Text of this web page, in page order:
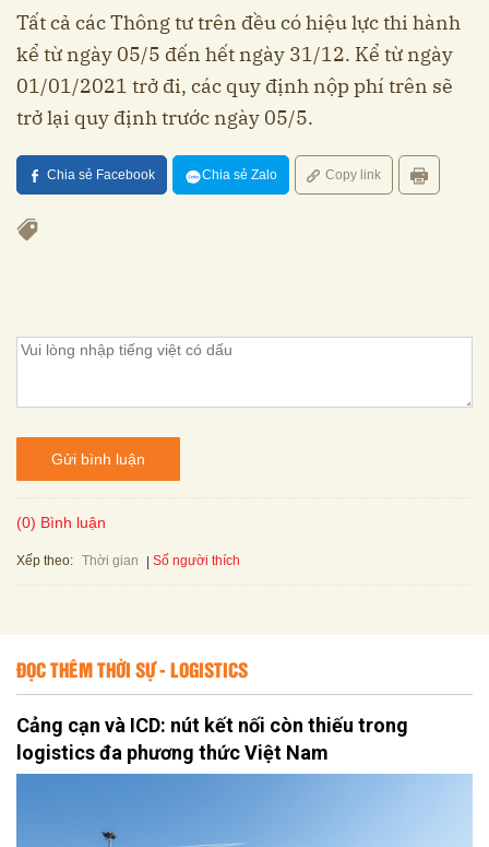
Tất cả các Thông tư trên đều có hiệu lực thi hành
kể từ ngày 05/5 đến hết ngày 31/12. Kể từ ngày
01/01/2021 trở đi, các quy định nộp phí trên sẽ
trở lại quy định trước ngày 05/5.
Chia sẻ Facebook Chia sẻ Zalo Copy link
Gửi bình luận
(0) Bình luận
Xếp theo: Thời gian Số người thích
ĐỌC THÊM THỜI SỰ - LOGISTICS
Cảng cạn và ICD: nút kết nối còn thiếu trong
logistics đa phương thức Việt Nam